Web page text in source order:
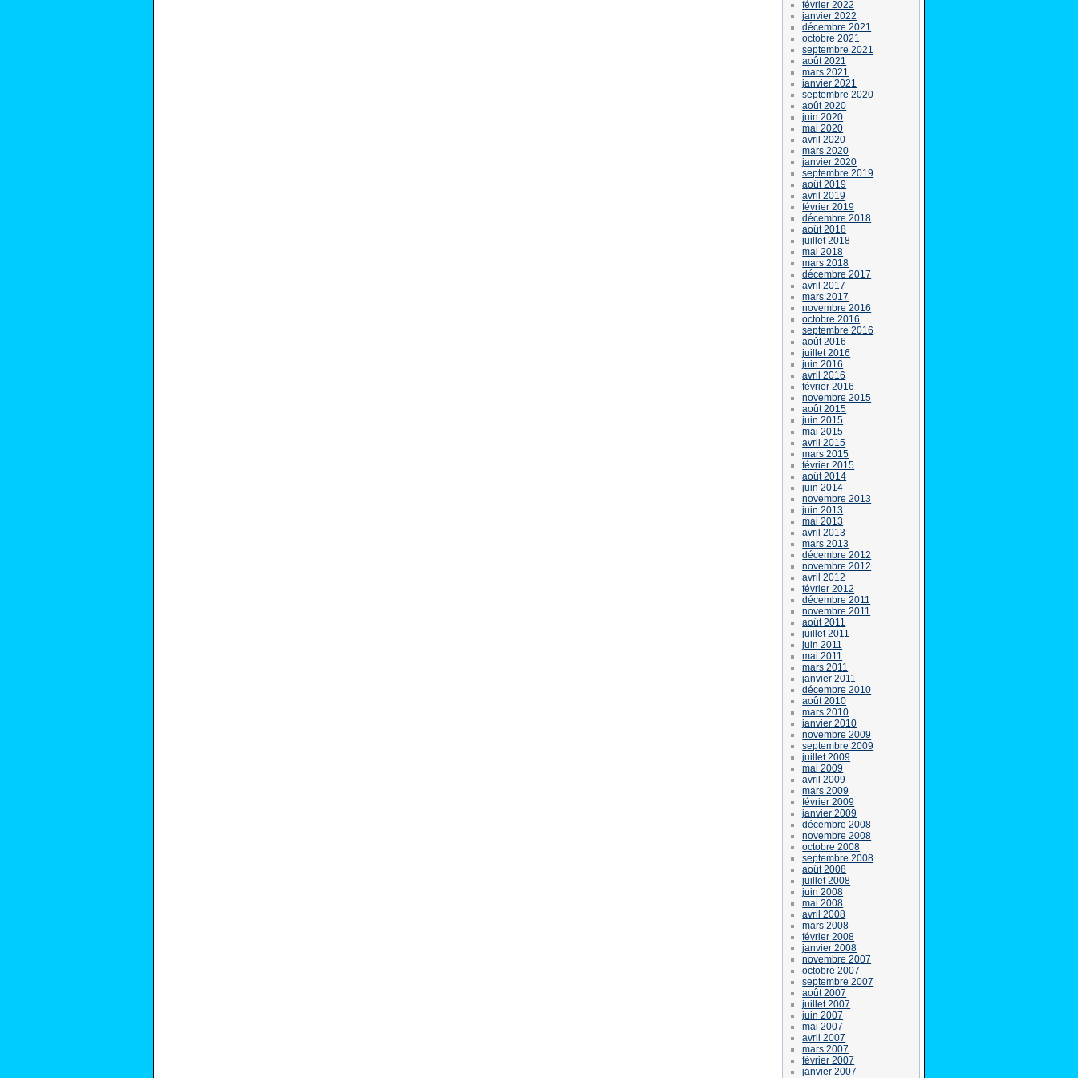
février 2022
janvier 2022
décembre 2021
octobre 2021
septembre 2021
août 2021
mars 2021
janvier 2021
septembre 2020
août 2020
juin 2020
mai 2020
avril 2020
mars 2020
janvier 2020
septembre 2019
août 2019
avril 2019
février 2019
décembre 2018
août 2018
juillet 2018
mai 2018
mars 2018
décembre 2017
avril 2017
mars 2017
novembre 2016
octobre 2016
septembre 2016
août 2016
juillet 2016
juin 2016
avril 2016
février 2016
novembre 2015
août 2015
juin 2015
mai 2015
avril 2015
mars 2015
février 2015
août 2014
juin 2014
novembre 2013
juin 2013
mai 2013
avril 2013
mars 2013
décembre 2012
novembre 2012
avril 2012
février 2012
décembre 2011
novembre 2011
août 2011
juillet 2011
juin 2011
mai 2011
mars 2011
janvier 2011
décembre 2010
août 2010
mars 2010
janvier 2010
novembre 2009
septembre 2009
juillet 2009
mai 2009
avril 2009
mars 2009
février 2009
janvier 2009
décembre 2008
novembre 2008
octobre 2008
septembre 2008
août 2008
juillet 2008
juin 2008
mai 2008
avril 2008
mars 2008
février 2008
janvier 2008
novembre 2007
octobre 2007
septembre 2007
août 2007
juillet 2007
juin 2007
mai 2007
avril 2007
mars 2007
février 2007
janvier 2007